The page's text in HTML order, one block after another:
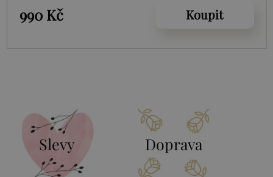
990 Kč
Koupit
Slevy Doprava